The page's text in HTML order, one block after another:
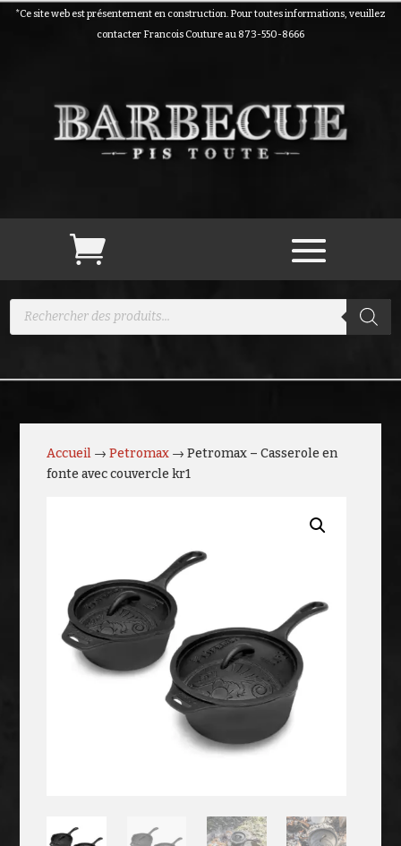
*Ce site web est présentement en construction. Pour toutes informations, veuillez
contacter Francois Couture au 873-550-8666
Recherche
Accueil →Petromax → Petromax – Casserole en
fonte avec couvercle kr1